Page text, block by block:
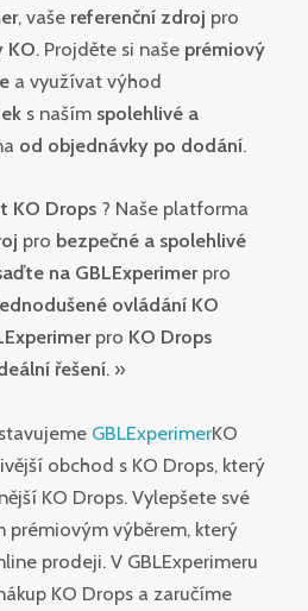
, vaše referenční zdroj pro
KO. Projděte si naše prémiový
a využívat výhod
s naším spolehlivé a
od objednávky po dodání.
KO Drops ? Naše platforma
pro bezpečné a spolehlivé
na GBLExperimerpro
ovládání KO
pro KO Drops
řešení. »
GBLExperimerKO
obchod s KO Drops, který
KO Drops. Vylepšete své
prémiovým výběrem, který
prodeji. V GBLExperimeru
KO Drops a zaručíme